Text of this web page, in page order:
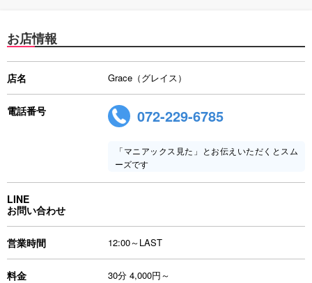
お店情報
店名 Grace（グレイス）
電話番号 072-229-6785
「マニアックス見た」とお伝えいただくとスム
ーズです
LINE
お問い合わせ
営業時間 12:00～LAST
料金 30分 4,000円～